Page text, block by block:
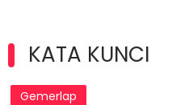
KATA KUNCI
Gemerlap